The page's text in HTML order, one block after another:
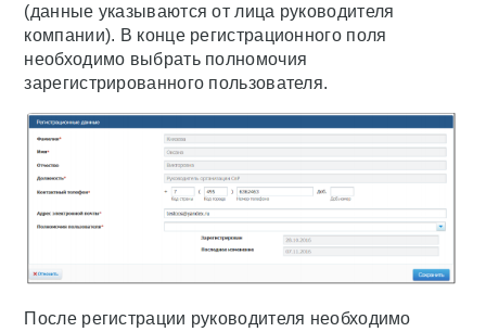
(данные указываются от лица руководителя
компании). В конце регистрационного поля
необходимо выбрать полномочия
зарегистрированного пользователя.
После регистрации руководителя необходимо